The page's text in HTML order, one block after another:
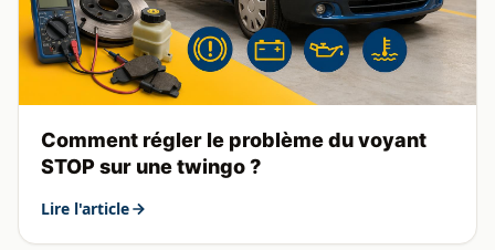
Comment régler le problème du voyant
STOP sur une twingo ?
Lire l'article